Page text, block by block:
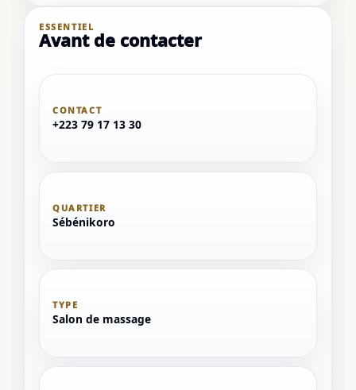
ESSENTIEL
Avant de contacter
CONTACT
+223 79 17 13 30
QUARTIER
Sébénikoro
TYPE
Salon de massage